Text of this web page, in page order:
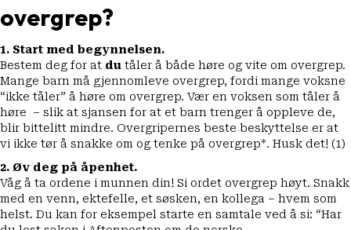
overgrep?
1. Start med begynnelsen.
Bestem deg for at du tåler å både høre og vite om overgrep.
Mange barn må gjennomleve overgrep, fordi mange voksne
“ikke tåler” å høre om overgrep. Vær en voksen som tåler å
høre – slik at sjansen for at et barn trenger å oppleve de,
blir bittelitt mindre. Overgripernes beste beskyttelse er at
vi ikke tør å snakke om og tenke på overgrep*. Husk det! (1)
2. Øv deg på åpenhet.
Våg å ta ordene i munnen din! Si ordet overgrep høyt. Snakk
med en venn, ektefelle, et søsken, en kollega – hvem som
helst. Du kan for eksempel starte en samtale ved å si: “Har